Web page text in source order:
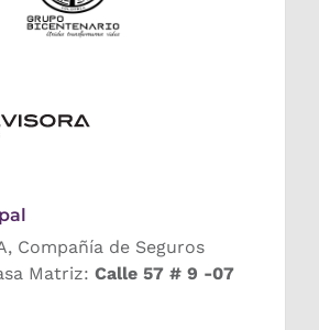
Compañía de Seguros
Matriz: Calle 57 # 9 -07